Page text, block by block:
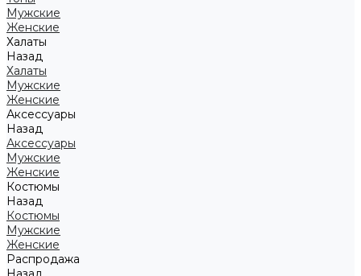
Мужские
Женские
Халаты
Назад
Халаты
Мужские
Женские
Аксессуары
Назад
Аксессуары
Мужские
Женские
Костюмы
Назад
Костюмы
Мужские
Женские
Распродажа